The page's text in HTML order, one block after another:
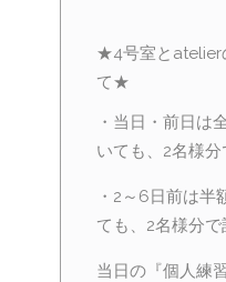
★4号室とatelier
て★
・当日・前日は
いても、2名様分
・2～6日前は半
ても、2名様分で
当日の『個人練